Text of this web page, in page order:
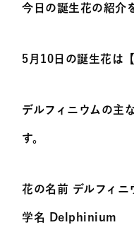
今日の誕生花の紹介
5月10日の誕生花は
デルフィニウムの主
す。
花の名前 デルフィニ
学名 Delphinium